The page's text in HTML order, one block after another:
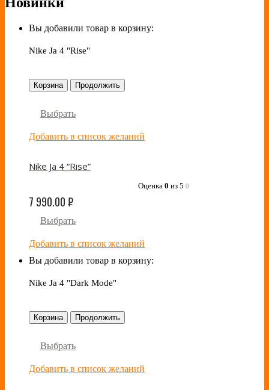
Вы добавили товар в корзину:
Nike Ja 4 "Rise"
Корзина Продолжить
Выбрать
Добавить в список желаний
Nike Ja 4 “Rise”
Оценка 0 из 5 0
7 990.00₽
Выбрать
Добавить в список желаний
Вы добавили товар в корзину:
Nike Ja 4 "Dark Mode"
Корзина Продолжить
Выбрать
Добавить в список желаний